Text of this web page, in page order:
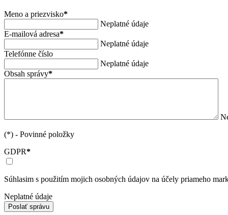
Meno a priezvisko*
Neplatné údaje
E-mailová adresa*
Neplatné údaje
Telefónne číslo
Neplatné údaje
Obsah správy*
(*) - Povinné položky
GDPR*
Súhlasim s použitím mojich osobných údajov na účely priameho
Neplatné údaje
Poslať správu